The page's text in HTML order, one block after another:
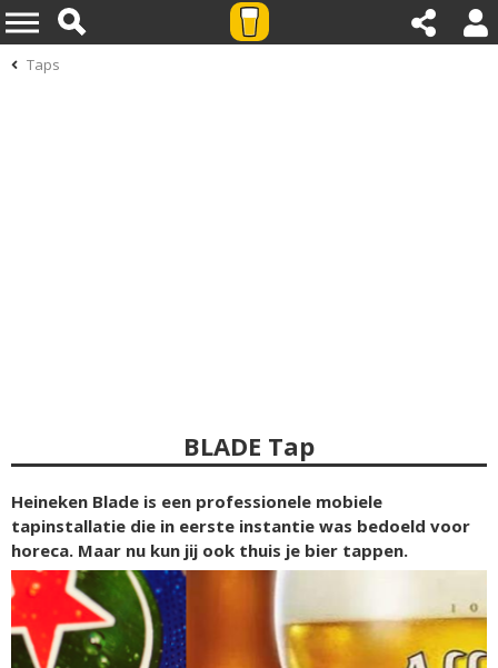
Taps
BLADE Tap
Heineken Blade is een professionele mobiele
tapinstallatie die in eerste instantie was bedoeld voor
horeca. Maar nu kun jij ook thuis je bier tappen.